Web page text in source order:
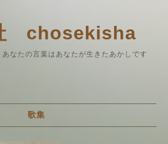
chosekisha
なたの言葉はあなたが生きたあかしです
歌集